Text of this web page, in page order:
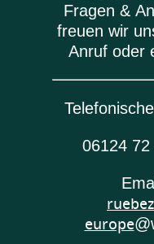
Fragen &
freuen wir
Anruf oder
06124
europe